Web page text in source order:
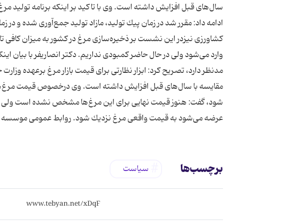
سال‌های قبل افزایش داشته است. وی با تاكید بر اینكه برنامه
ادامه داد: مقرر شد در زمان پیك تولید، مازاد تولید جمع‌آوری شده و در
كشاورزی نیزدر این نشست بر ذخیره‌سازی مرغ در كشور به میزان كافی
وارد می‌شود ولی در حال حاضر كمبودی نداریم. دکتر انصاریفر با بیان
مقایسه با سال‌های قبل افزایش داشته است. وی درخصوص قیمت
شود، گفت: هنوز قیمت نهایی برای این مرغ‌ها مشخص نشده است ولی
عرضه می‌شود به قیمت واقعی مرغ نزدیك شود. روابط عمومی موسسه
برچسب‌ها سیاست